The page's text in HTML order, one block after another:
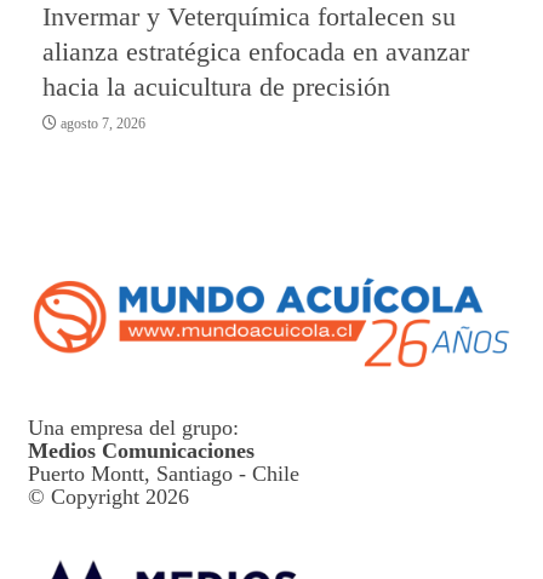
Invermar y Veterquímica fortalecen su
alianza estratégica enfocada en avanzar
hacia la acuicultura de precisión
agosto 7, 2026
Una empresa del grupo:
Medios Comunicaciones
Puerto Montt, Santiago - Chile
© Copyright 2026